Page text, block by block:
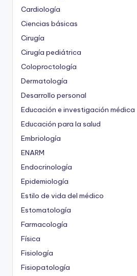
Cardiología
Ciencias básicas
Cirugía
Cirugía pediátrica
Coloproctología
Dermatología
Desarrollo personal
Educación e investigación médica
Educación para la salud
Embriología
ENARM
Endocrinología
Epidemiología
Estilo de vida del médico
Estomatología
Farmacología
Física
Fisiología
Fisiopatología